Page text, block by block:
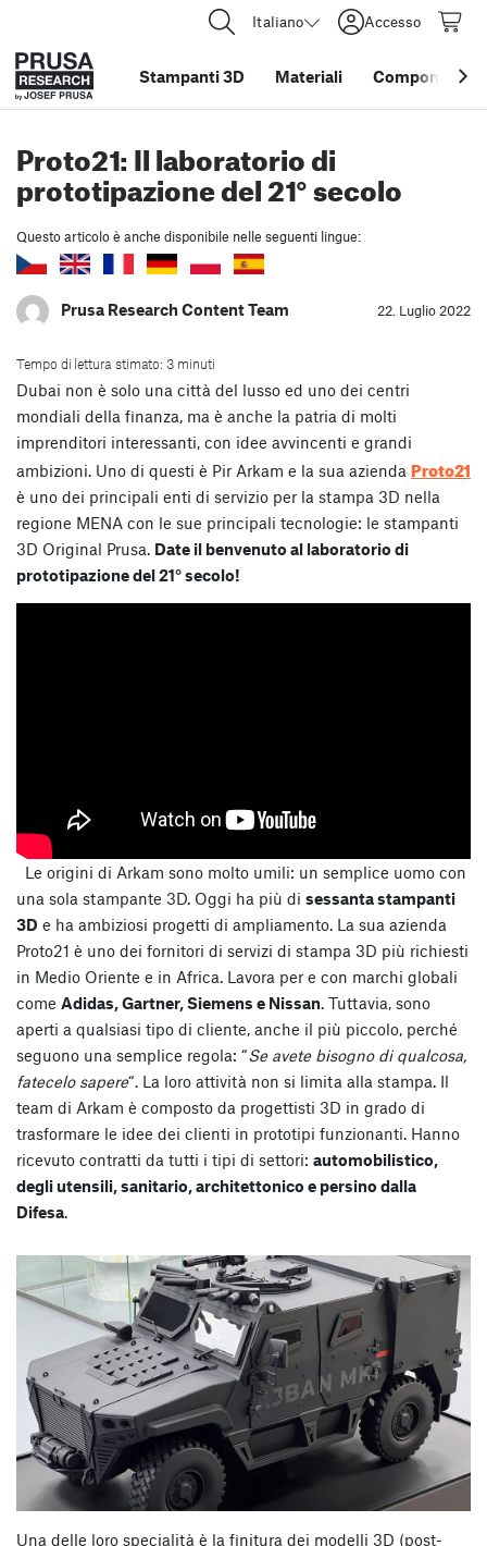
Italiano Accesso
Stampanti 3D Materiali Componenti e
Proto21: Il laboratorio di
prototipazione del 21° secolo
Questo articolo è anche disponibile nelle seguenti lingue:
Prusa Research Content Team 22. Luglio 2022
Tempo di lettura stimato: 3 minuti
Dubai non è solo una città del lusso ed uno dei centri
mondiali della finanza, ma è anche la patria di molti
imprenditori interessanti, con idee avvincenti e grandi
ambizioni. Uno di questi è Pir Arkam e la sua azienda Proto21
è uno dei principali enti di servizio per la stampa 3D nella
regione MENA con le sue principali tecnologie: le stampanti
3D Original Prusa. Date il benvenuto al laboratorio di
prototipazione del 21° secolo!
Le origini di Arkam sono molto umili: un semplice uomo con
una sola stampante 3D. Oggi ha più di sessanta stampanti
3D e ha ambiziosi progetti di ampliamento. La sua azienda
Proto21 è uno dei fornitori di servizi di stampa 3D più richiesti
in Medio Oriente e in Africa. Lavora per e con marchi globali
come Adidas, Gartner, Siemens e Nissan. Tuttavia, sono
aperti a qualsiasi tipo di cliente, anche il più piccolo, perché
seguono una semplice regola: “Se avete bisogno di qualcosa,
fatecelo sapere“. La loro attività non si limita alla stampa. Il
team di Arkam è composto da progettisti 3D in grado di
trasformare le idee dei clienti in prototipi funzionanti. Hanno
ricevuto contratti da tutti i tipi di settori: automobilistico,
degli utensili, sanitario, architettonico e persino dalla
Difesa.
Una delle loro specialità è la finitura dei modelli 3D (post-